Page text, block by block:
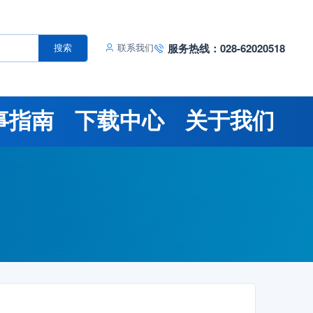
搜索 联系我们 服务热线：028-62020518
指南 下载中心 关于我们